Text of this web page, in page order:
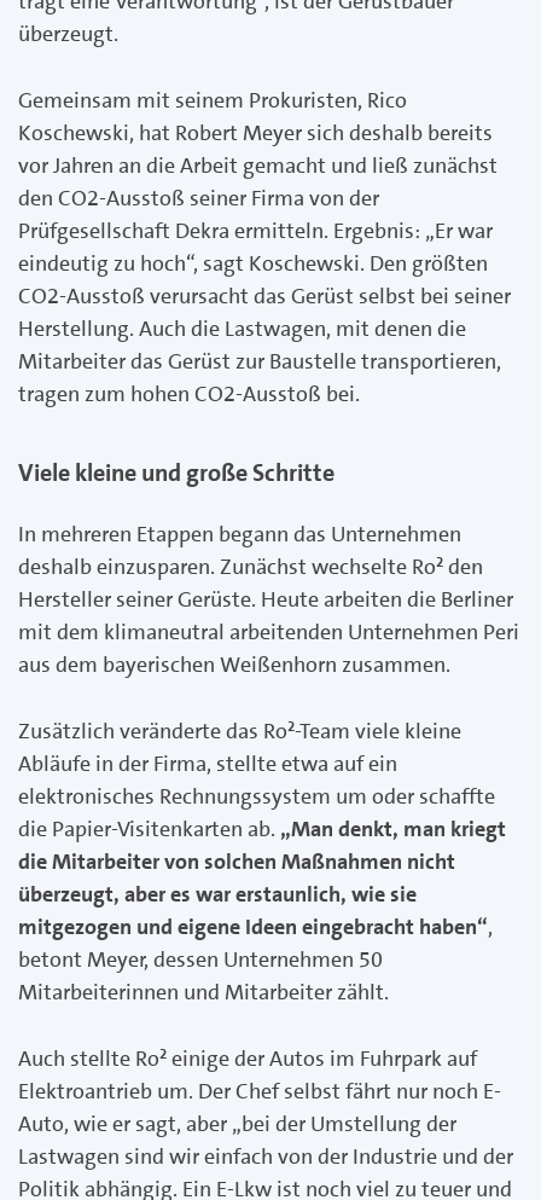
überzeugt.
Gemeinsam mit seinem Prokuristen, Rico
Koschewski, hat Robert Meyer sich deshalb bereits
vor Jahren an die Arbeit gemacht und ließ zunächst
den CO2-Ausstoß seiner Firma von der
Prüfgesellschaft Dekra ermitteln. Ergebnis: „Er war
eindeutig zu hoch“, sagt Koschewski. Den größten
CO2-Ausstoß verursacht das Gerüst selbst bei seiner
Herstellung. Auch die Lastwagen, mit denen die
Mitarbeiter das Gerüst zur Baustelle transportieren,
tragen zum hohen CO2-Ausstoß bei.
Viele kleine und große Schritte
In mehreren Etappen begann das Unternehmen
deshalb einzusparen. Zunächst wechselte Ro² den
Hersteller seiner Gerüste. Heute arbeiten die Berliner
mit dem klimaneutral arbeitenden Unternehmen Peri
aus dem bayerischen Weißenhorn zusammen.
Zusätzlich veränderte das Ro²-Team viele kleine
Abläufe in der Firma, stellte etwa auf ein
elektronisches Rechnungssystem um oder schaffte
die Papier-Visitenkarten ab. „Man denkt, man kriegt
die Mitarbeiter von solchen Maßnahmen nicht
überzeugt, aber es war erstaunlich, wie sie
mitgezogen und eigene Ideen eingebracht haben“,
betont Meyer, dessen Unternehmen 50
Mitarbeiterinnen und Mitarbeiter zählt.
Auch stellte Ro² einige der Autos im Fuhrpark auf
Elektroantrieb um. Der Chef selbst fährt nur noch E-
Auto, wie er sagt, aber „bei der Umstellung der
Lastwagen sind wir einfach von der Industrie und der
Politik abhängig. Ein E-Lkw ist noch viel zu teuer und